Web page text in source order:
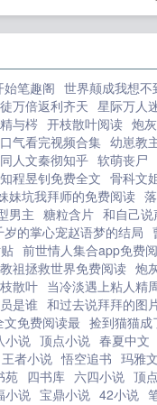
笔趣阁 世界颠成我想不
万倍返利齐天 星际万人
与梣 开枝散叶阅读 炮
气看完视频合集 幼崽教
人文秦彻知乎 软萌丧尸
程昱钊免费全文 骨科文
妹坑我拜师的免费阅读
男主 糖粒含片 和自己
岁的掌心宠赵语梦的结局
前世情人集合app免费
祖拯救世界免费阅读 炮
散叶 当冷淡遇上粘人精
是谁 和过去说拜拜的图
免费阅读最 捡到猫猫成
小说 顶点小说 春夏中文
王者小说 悟空追书 玛雅
苑 四书库 六四小说 顶
小说 宝鼎小说 42小说